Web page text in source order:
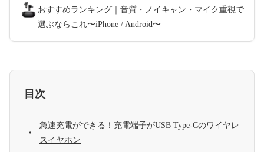
おすすめランキング｜音質・ノイキャン・マイク重視で
選ぶならこれ〜iPhone / Android〜
目次
急速充電ができる！充電端子がUSB Type-Cのワイヤレ
スイヤホン